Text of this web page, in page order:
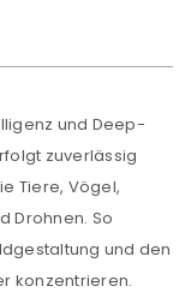
und Deep-
zuverlässig
Tiere, Vögel,
Drohnen. So
und den
konzentrieren.